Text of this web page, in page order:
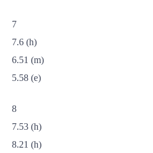
7
7.6 (h)
6.51 (m)
5.58 (e)
8
7.53 (h)
8.21 (h)